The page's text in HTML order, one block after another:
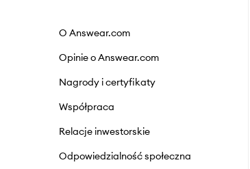
O Answear.com
Opinie o Answear.com
Nagrody i certyfikaty
Współpraca
Relacje inwestorskie
Odpowiedzialność społeczna